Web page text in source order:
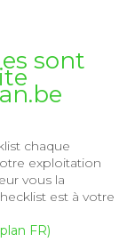
sont
chaque
exploitation
vous la
est à votre
FR)